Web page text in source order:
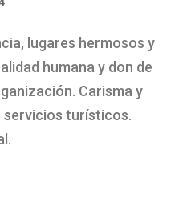
lugares hermosos y
humana y don de
Carisma y
servicios turísticos.